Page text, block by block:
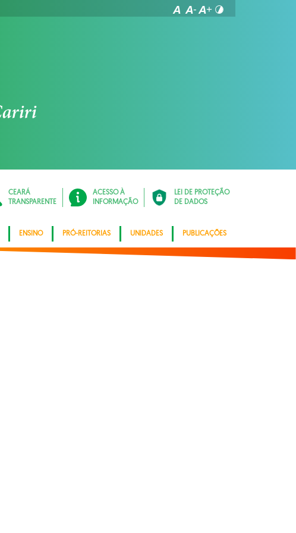
CEARÁ
TRANSPARENTE
ACESSO À
INFORMAÇÃO
LEI DE PROTEÇÃO
DE DADOS
ENSINO PRÓ-REITORIAS UNIDADES PUBLICAÇÕES